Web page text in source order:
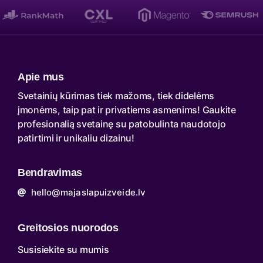
Apie mus
Svetainių kūrimas tiek mažoms, tiek didelėms
įmonėms, taip pat ir privatiems asmenims! Gaukite
profesionalią svetainę su patobulinta naudotojo
patirtimi ir unikaliu dizainu!
Bendravimas
hello@majaslapuizveide.lv
Greitosios nuorodos
Susisiekite su mumis